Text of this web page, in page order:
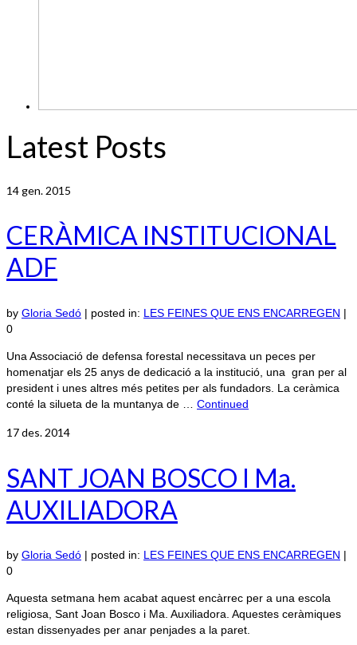
Latest Posts
14gen. 2015
CERÀMICA INSTITUCIONAL
ADF
by Gloria Sedó | posted in: LES FEINES QUE ENS ENCARREGEN |
0
Una Associació de defensa forestal necessitava un peces per
homenatjar els 25 anys de dedicació a la institució, una gran per al
president i unes altres més petites per als fundadors. La ceràmica
conté la silueta de la muntanya de … Continued
17des. 2014
SANT JOAN BOSCO I Ma.
AUXILIADORA
by Gloria Sedó | posted in: LES FEINES QUE ENS ENCARREGEN |
0
Aquesta setmana hem acabat aquest encàrrec per a una escola
religiosa, Sant Joan Bosco i Ma. Auxiliadora. Aquestes ceràmiques
estan dissenyades per anar penjades a la paret.